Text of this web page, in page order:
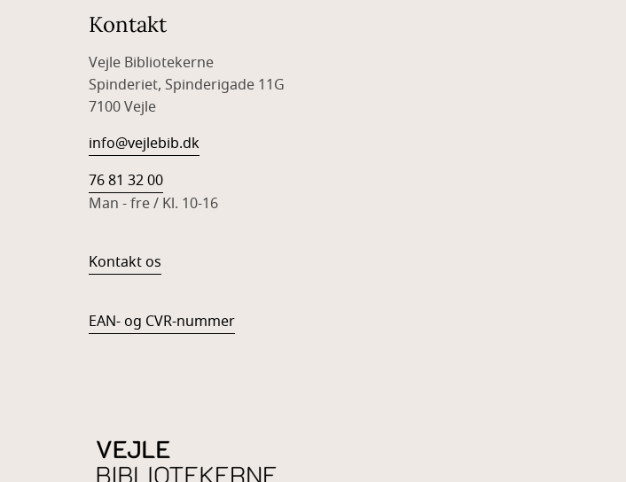
Kontakt
Vejle Bibliotekerne
Spinderiet, Spinderigade 11G
7100 Vejle
info@vejlebib.dk
76 81 32 00
Man - fre / Kl. 10-16
Kontakt os
EAN- og CVR-nummer